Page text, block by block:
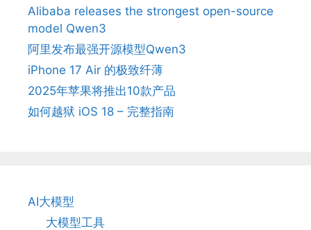
Alibaba releases the strongest open-source
model Qwen3
阿里发布最强开源模型Qwen3
iPhone 17 Air 的极致纤薄
2025年苹果将推出10款产品
如何越狱 iOS 18 – 完整指南
AI大模型
大模型工具